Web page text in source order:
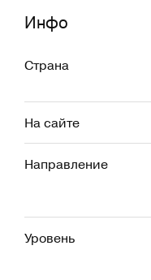
Инфо
Страна
На сайте
Направление
Уровень